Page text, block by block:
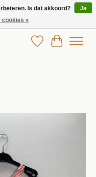
kinderkleding!
Verlanglijst
Is dat akkoord?
Ja
cookies »